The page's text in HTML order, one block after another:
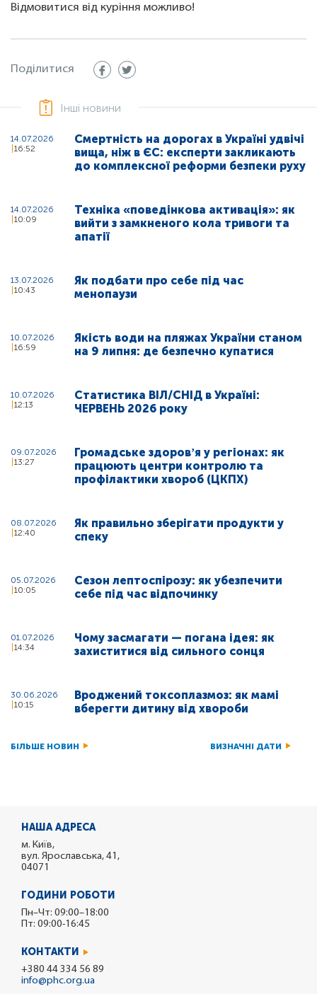
Відмовитися від куріння можливо!
Поділитися
Інші новини
14.07.2026
16:52
Смертність на дорогах в Україні удвічі
вища, ніж в ЄС: експерти закликають
до комплексної реформи безпеки руху
14.07.2026
10:09
Техніка «поведінкова активація»: як
вийти з замкненого кола тривоги та
апатії
13.07.2026
10:43
Як подбати про себе під час
менопаузи
10.07.2026
16:59
Якість води на пляжах України станом
на 9 липня: де безпечно купатися
10.07.2026
12:13
Статистика ВІЛ/СНІД в Україні:
ЧЕРВЕНЬ 2026 року
09.07.2026
13:27
Громадське здоровʼя у регіонах: як
працюють центри контролю та
профілактики хвороб (ЦКПХ)
08.07.2026
12:40
Як правильно зберігати продукти у
спеку
05.07.2026
10:05
Сезон лептоспірозу: як убезпечити
себе під час відпочинку
01.07.2026
14:34
Чому засмагати — погана ідея: як
захиститися від сильного сонця
30.06.2026
10:15
Вроджений токсоплазмоз: як мамі
вберегти дитину від хвороби
БІЛЬШЕ НОВИН ВИЗНАЧНІ ДАТИ
НАША АДРЕСА
м. Київ,
вул. Ярославська, 41,
04071
ГОДИНИ РОБОТИ
Пн–Чт: 09:00–18:00
Пт: 09:00-16:45
КОНТАКТИ
+380 44 334 56 89
info@phc.org.ua